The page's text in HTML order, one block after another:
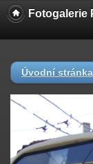
Fotogalerie
Úvodní stránka